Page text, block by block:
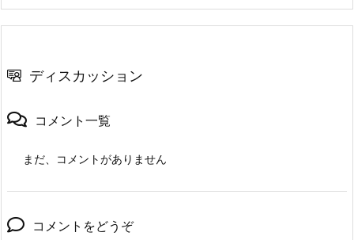
ディスカッション
コメント一覧
まだ、コメントがありません
コメントをどうぞ